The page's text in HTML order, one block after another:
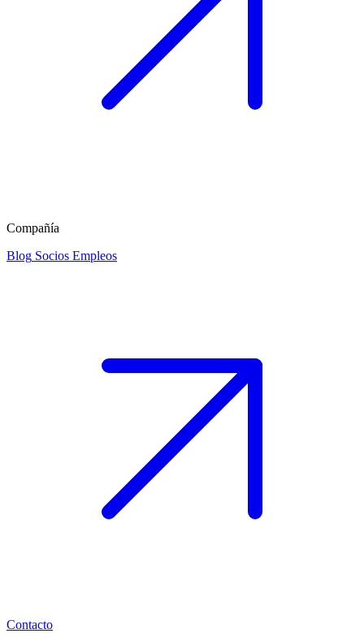
Compañía
Blog Socios Empleos
Contacto